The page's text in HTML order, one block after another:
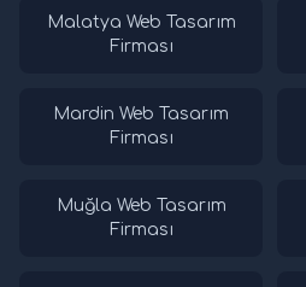
Malatya Web Tasarım
Firması
Mardin Web Tasarım
Firması
Muğla Web Tasarım
Firması